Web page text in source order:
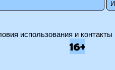
использования и контакты